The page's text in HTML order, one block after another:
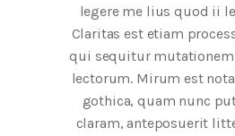
legere me lius quod ii
Claritas est etiam
qui sequitur
lectorum. Mirum est
gothica, quam nunc
claram, anteposuerit